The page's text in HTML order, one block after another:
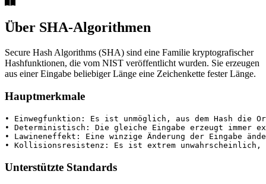
Über SHA-Algorithmen
Secure Hash Algorithms (SHA) sind eine Familie kryptografischer
Hashfunktionen, die vom NIST veröffentlicht wurden. Sie erzeugen
aus einer Eingabe beliebiger Länge eine Zeichenkette fester Länge.
Hauptmerkmale
• Einwegfunktion: Es ist unmöglich, aus dem Hash die
• Deterministisch: Die gleiche Eingabe erzeugt immer
• Lawineneffekt: Eine winzige Änderung der Eingabe
• Kollisionsresistenz: Es ist extrem unwahrscheinlich,
Unterstützte Standards